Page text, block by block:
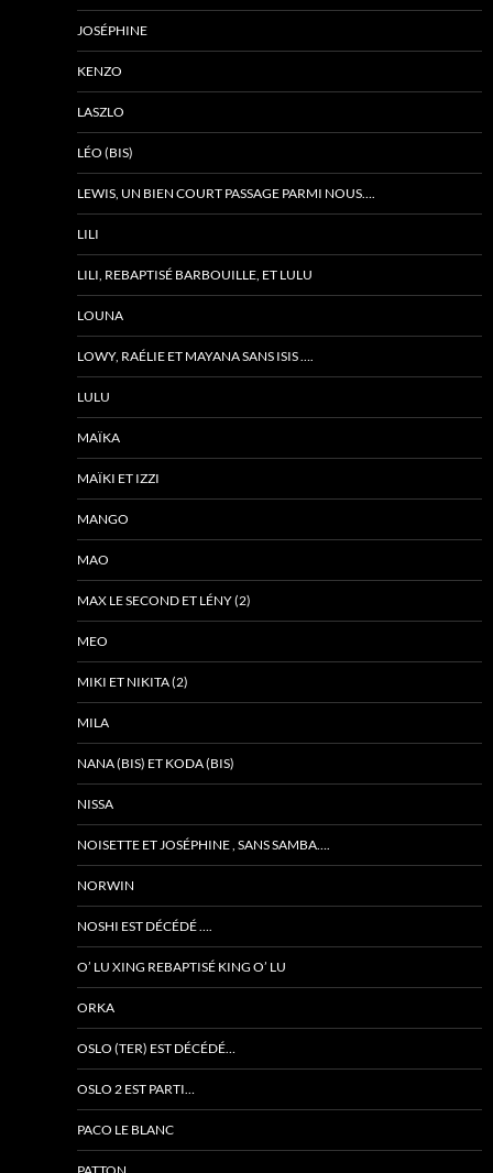
JOSÉPHINE
KENZO
LASZLO
LÉO (BIS)
LEWIS, UN BIEN COURT PASSAGE PARMI NOUS….
LILI
LILI, REBAPTISÉ BARBOUILLE, ET LULU
LOUNA
LOWY, RAÉLIE ET MAYANA SANS ISIS ….
LULU
MAÏKA
MAÏKI ET IZZI
MANGO
MAO
MAX LE SECOND ET LÉNY (2)
MEO
MIKI ET NIKITA (2)
MILA
NANA (BIS) ET KODA (BIS)
NISSA
NOISETTE ET JOSÉPHINE , SANS SAMBA….
NORWIN
NOSHI EST DÉCÉDÉ ….
O’ LU XING REBAPTISÉ KING O’ LU
ORKA
OSLO (TER) EST DÉCÉDÉ…
OSLO 2 EST PARTI…
PACO LE BLANC